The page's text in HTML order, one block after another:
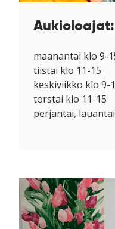
Aukioloajat:
maanantai klo 9-
tiistai klo 11-15
keskiviikko klo 9-
torstai klo 11-15
perjantai,